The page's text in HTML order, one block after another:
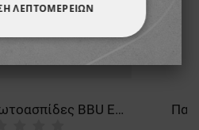
Εσωτερικές ωτοασπίδες BBU EP 500
ΛΕΠΤΟΜΕΡΕΙΏΝ
ΑΠΑΡΑΊΤΗΤΑ